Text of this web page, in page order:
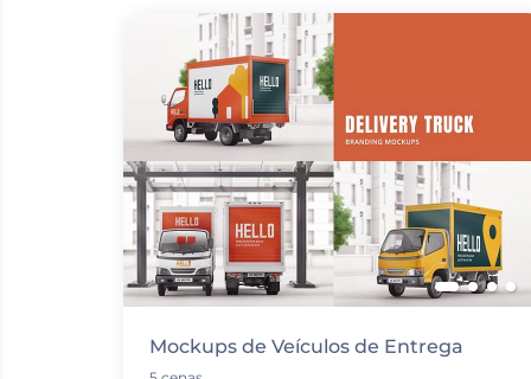
Mockups de Veículos de Entrega